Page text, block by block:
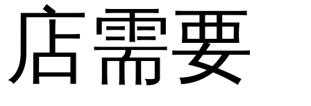
店需要